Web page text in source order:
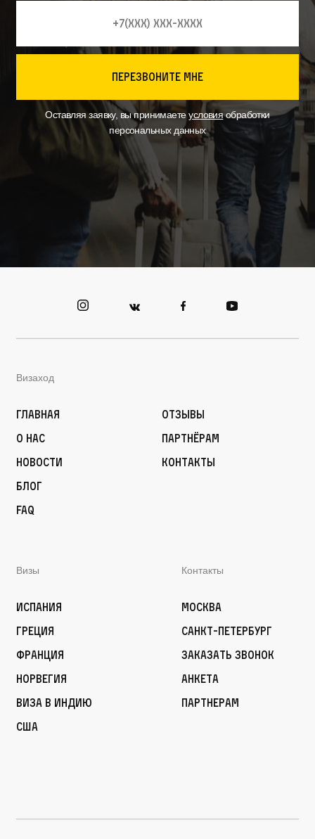
перезвоните мне
Оставляя заявку, вы принимаетеусловияобработки
персональных данных
Визаход
Главная
О нас
Новости
Блог
FAQ
Отзывы
Партнёрам
Контакты
Визы
Испания
Греция
Франция
Норвегия
Виза в Индию
США
Контакты
Москва
Санкт-Петербург
Заказать звонок
Анкета
Партнерам